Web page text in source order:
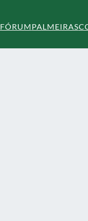
FÓRUMPALMEIRAS